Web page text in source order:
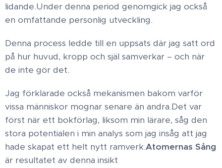
lidande.​Under denna period genomgick jag också
en omfattande personlig utveckling.
Denna process ledde till en uppsats där jag satt ord
på hur huvud, kropp och själ samverkar – och när
de inte gör det.
Jag förklarade också mekanismen bakom varför
vissa människor mognar senare än andra.​Det var
först när ett bokförlag, liksom min lärare, såg den
stora potentialen i min analys som jag insåg att jag
hade skapat ett helt nytt ramverk.​Atomernas Sång
är resultatet av denna insikt